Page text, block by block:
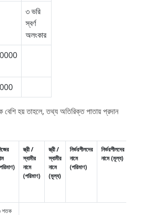
৩ ভরি
স্বর্ণ
অলংকার
বেশি হয় তাহলে, তথ্য অতিরিক্ত পাতায় প্রদান
স্ত্রী /
স্বামীর
নামে
(পরিমাণ)
স্ত্রী /
স্বামীর
নামে
(মূল্য)
নির্ভরশীলদের
নামে
(পরিমাণ)
নির্ভরশীলদের
নামে (মূল্য)
শতক